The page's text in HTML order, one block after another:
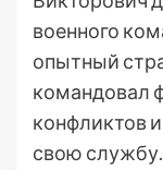
военного
опытный
командовал
конфликтов
свою службу.